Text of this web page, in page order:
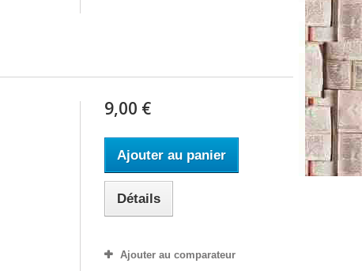
9,00 €
Ajouter au panier
Détails
Ajouter au comparateur